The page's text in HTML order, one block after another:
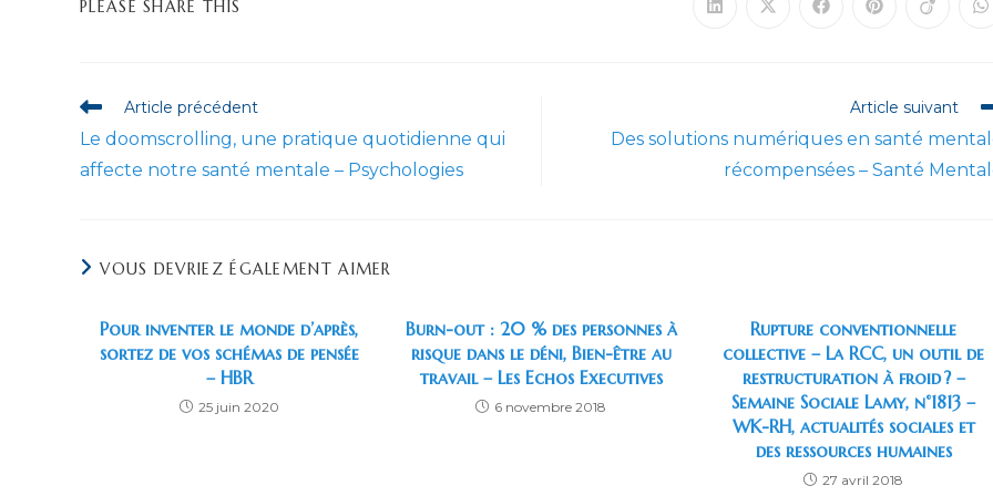
PLEASE SHARE THIS Ouvrir Ouvrir Ouvrir Ouvrir Ouvrir
Read
more
articles
Article précédent
Le doomscrolling, une pratique quotidienne qui
affecte notre santé mentale – Psychologies
Article suivant
Des solutions numériques en santé
récompensées – Santé
VOUS DEVRIEZ ÉGALEMENT AIMER
Pour inventer le monde d’après,
sortez de vos schémas de pensée
– HBR
25 juin 2020
Burn-out : 20 % des personnes à
risque dans le déni, Bien-être au
travail – Les Echos Executives
6 novembre 2018
Rupture conventionnelle
collective – La RCC, un outil de
restructuration à froid ? –
Semaine Sociale Lamy, n°1813 –
WK-RH, actualités sociales et
des ressources humaines
27 avril 2018